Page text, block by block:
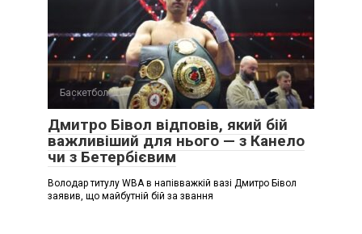
Баскетбол
Дмитро Бівол відповів, який бій
важливіший для нього — з Канело
чи з Бетербієвим
Володар титулу WBA в напівважкій вазі Дмитро Бівол
заявив, що майбутній бій за звання